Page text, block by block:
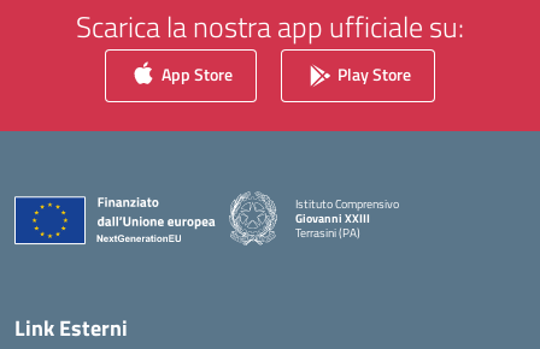
Scarica la nostra app ufficiale su:
App Store Play Store
Istituto Comprensivo
Giovanni XXIII
Terrasini (PA)
Link Esterni